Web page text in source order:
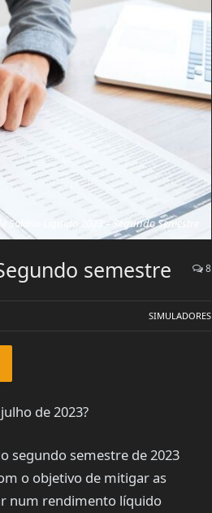
Salário Líquido 2023 – Segundo Semestre
semestre 8
SIMULADORES
de 2023?
segundo semestre de 2023
o objetivo de mitigar as
num rendimento líquido